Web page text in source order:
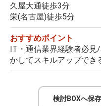
久屋大通徒歩3分
栄(名古屋)徒歩5分
おすすめポイント
IT・通信業界経験者必
かしてスキルアップでき
検討BOXへ保存